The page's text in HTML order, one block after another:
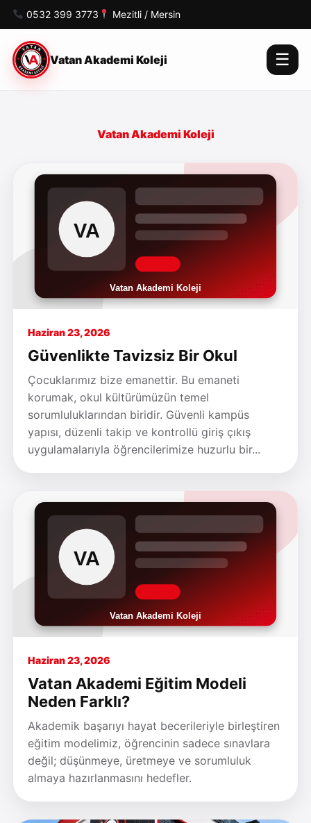
0532 399 3773 Mezitli / Mersin
Vatan Akademi Koleji ☰
Vatan Akademi Koleji
Haziran 23, 2026
Güvenlikte Tavizsiz Bir Okul
Çocuklarımız bize emanettir. Bu emaneti
korumak, okul kültürümüzün temel
sorumluluklarından biridir. Güvenli kampüs
yapısı, düzenli takip ve kontrollü giriş çıkış
uygulamalarıyla öğrencilerimize huzurlu bir...
Haziran 23, 2026
Vatan Akademi Eğitim Modeli
Neden Farklı?
Akademik başarıyı hayat becerileriyle birleştiren
eğitim modelimiz, öğrencinin sadece sınavlara
değil; düşünmeye, üretmeye ve sorumluluk
almaya hazırlanmasını hedefler.